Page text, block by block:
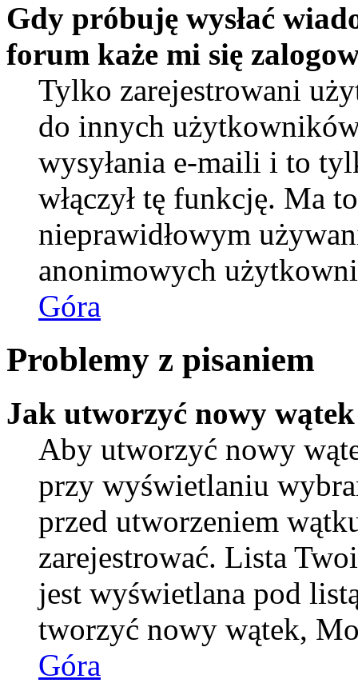
Gdy próbuję wysłać
forum każe mi się
Tylko zarejestrowani
do innych
wysyłania e-maili i to
włączył tę funkcję. Ma
nieprawidłowym
anonimowych
Góra
Problemy z pisaniem
Jak utworzyć nowy
Aby utworzyć nowy
przy wyświetlaniu
przed utworzeniem
zarejestrować. Lista
jest wyświetlana pod
tworzyć nowy wątek,
Góra